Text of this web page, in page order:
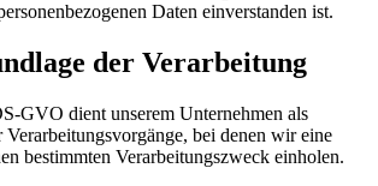
Daten einverstanden ist.
der Verarbeitung
GVO dient unserem Unternehmen als
bei denen wir eine
bestimmten Verarbeitungszweck einholen.